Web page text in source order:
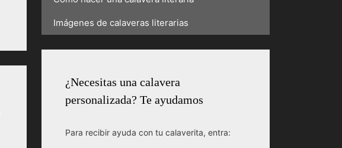
Imágenes de calaveras literarias
¿Necesitas una calavera
personalizada? Te ayudamos
Para recibir ayuda con tu calaverita, entra: